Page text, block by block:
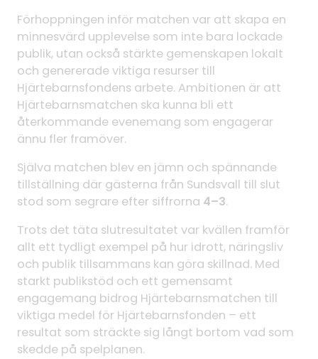
Förhoppningen inför matchen var att skapa en
minnesvärd upplevelse som inte bara lockade
publik, utan också stärkte gemenskapen lokalt
och genererade viktiga resurser till
Hjärtebarnsfondens arbete. Ambitionen är att
Hjärtebarnsmatchen ska kunna bli ett
återkommande evenemang som engagerar
ännu fler framöver.
Själva matchen blev en jämn och spännande
tillställning där gästerna från Sundsvall till slut
stod som segrare efter siffrorna 4–3.
Trots det täta slutresultatet var kvällen framför
allt ett tydligt exempel på hur idrott, näringsliv
och publik tillsammans kan göra skillnad. Med
starkt publikstöd och ett gemensamt
engagemang bidrog Hjärtebarnsmatchen till
viktiga medel för Hjärtebarnsfonden – ett
resultat som sträckte sig långt bortom vad som
skedde på spelplanen.